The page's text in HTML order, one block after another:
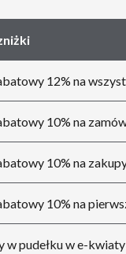
12% na
10% na
10% na
10% na
w pudełku w e-